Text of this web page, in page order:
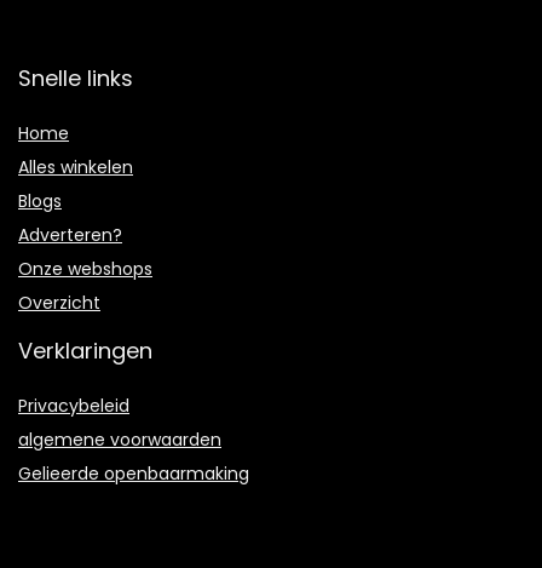
Snelle links
Home
Alles winkelen
Blogs
Adverteren?
Onze webshops
Overzicht
Verklaringen
Privacybeleid
algemene voorwaarden
Gelieerde openbaarmaking